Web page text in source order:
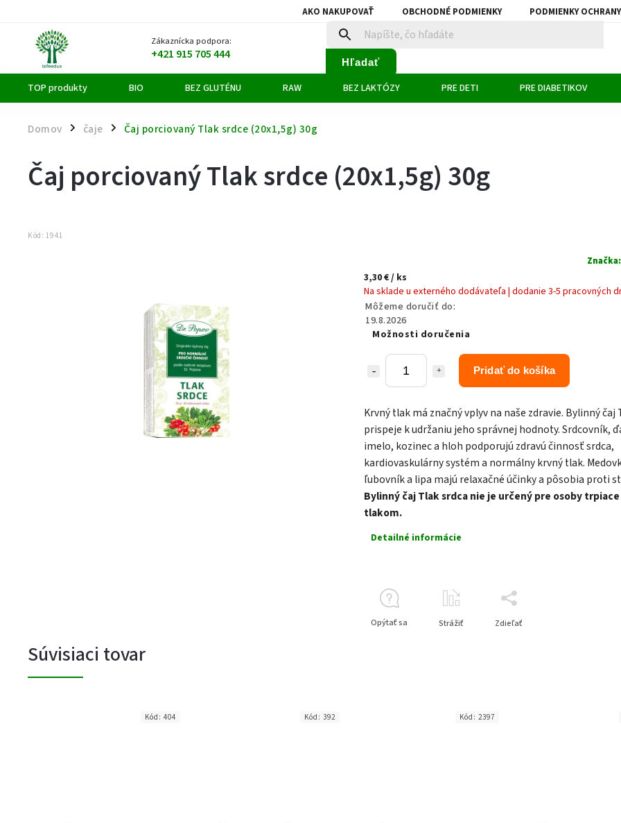
AKO NAKUPOVAŤ OBCHODNÉ PODMIENKY PODMIENKY
Zákaznícka podpora:
+421 915 705 444 Hľadať
TOP produkty BIO BEZ GLUTÉNU RAW BEZ LAKTÓZY PRE DETI PRE DIABETIKOV
Domov / čaje / Čaj porciovaný Tlak srdce (20x1,5g) 30g
Čaj porciovaný Tlak srdce (20x1,5g) 30g
Kód: 1941
Značka:
3,30 €/ ks
Na sklade u externého dodávateľa | dodanie 3-5 pracovných
Môžeme doručiť do:
19.8.2026
Možnosti doručenia
Pridať do košíka
Krvný tlak má značný vplyv na naše zdravie. Bylinný čaj
prispeje k udržaniu jeho správnej hodnoty. Srdcovník,
imelo, kozinec a hloh podporujú zdravú činnosť srdca,
kardiovaskulárny systém a normálny krvný tlak.
ľubovník a lipa majú relaxačné účinky a pôsobia proti
Bylinný čaj Tlak srdca nie je určený pre osoby
tlakom.
Detailné informácie
Opýtať sa Strážiť Zdieľať
Súvisiaci tovar
Kód: 404 Kód: 392 Kód: 2397